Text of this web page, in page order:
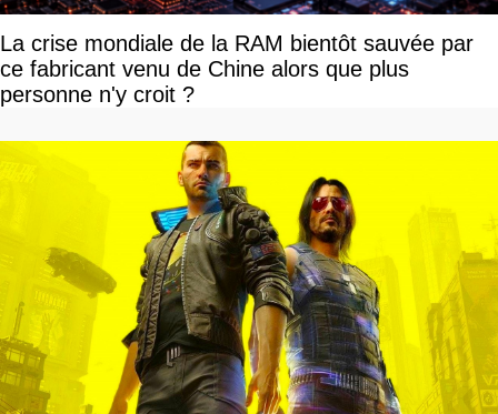
La crise mondiale de la RAM bientôt sauvée par
ce fabricant venu de Chine alors que plus
personne n'y croit ?